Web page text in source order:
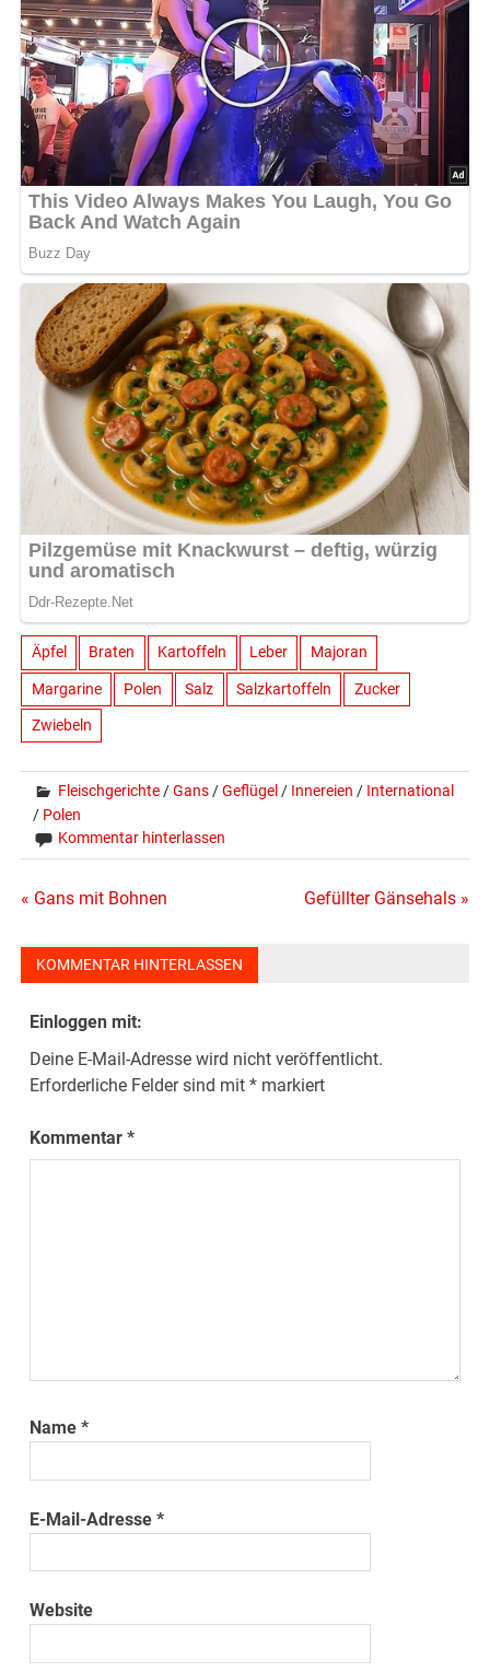
Äpfel Braten Kartoffeln Leber Majoran
Margarine Polen Salz Salzkartoffeln Zucker
Zwiebeln
Fleischgerichte/Gans/Geflügel / Innereien / International
/ Polen
Kommentar hinterlassen
Beitragsnavigation
« Gans mit Bohnen Gefüllter Gänsehals »
KOMMENTAR HINTERLASSEN
Einloggen mit:
Deine E-Mail-Adresse wird nicht veröffentlicht.
Erforderliche Felder sind mit* markiert
Kommentar*
Name*
E-Mail-Adresse*
Website